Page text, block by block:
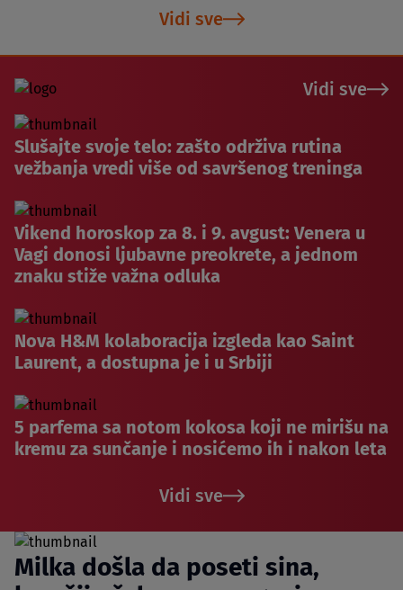
Vidi sve
Vidi sve
Slušajte svoje telo: zašto održiva rutina
vežbanja vredi više od savršenog treninga
Vikend horoskop za 8. i 9. avgust: Venera u
Vagi donosi ljubavne preokrete, a jednom
znaku stiže važna odluka
Nova H&M kolaboracija izgleda kao Saint
Laurent, a dostupna je i u Srbiji
5 parfema sa notom kokosa koji ne mirišu na
kremu za sunčanje i nosićemo ih i nakon leta
Vidi sve
Milka došla da poseti sina,